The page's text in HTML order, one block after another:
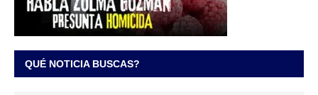
QUÉ NOTICIA BUSCAS?